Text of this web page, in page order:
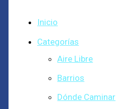
Inicio
Categorías
Aire Libre
Barrios
Dónde Caminar